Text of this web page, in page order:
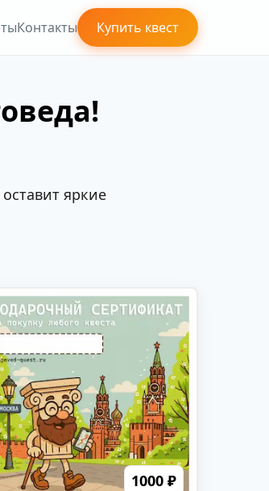
Контакты Купить квест
яркие
1000 ₽